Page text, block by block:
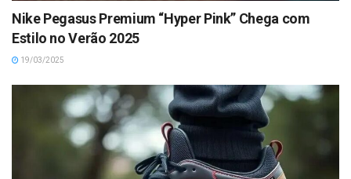
Nike Pegasus Premium “Hyper Pink” Chega com
Estilo no Verão 2025
19/03/2025